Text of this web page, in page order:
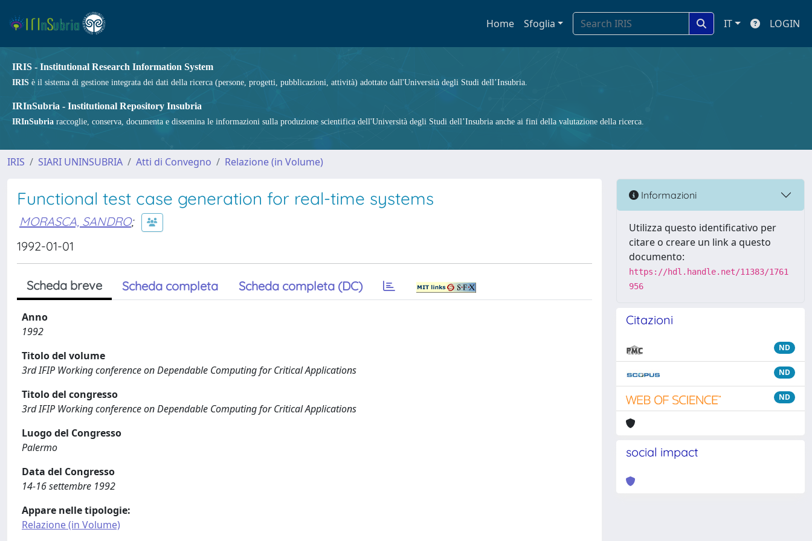
Home Sfoglia IT LOGIN
IRIS - Institutional Research Information System
IRIS è il sistema di gestione integrata dei dati della ricerca (persone, progetti, pubblicazioni, attività) adottato dall'Università degli Studi dell’Insubria.
IRInSubria - Institutional Repository Insubria
IRInSubria raccoglie, conserva, documenta e dissemina le informazioni sulla produzione scientifica dell'Università degli Studi dell’Insubria anche ai fini della valutazione della ricerca.
IRIS SIARI UNINSUBRIA Atti di Convegno Relazione (in Volume)
Functional test case generation for real-time systems
MORASCA, SANDRO;
1992-01-01
Scheda breve Scheda completa Scheda completa (DC)
Anno
1992
Titolo del volume
3rd IFIP Working conference on Dependable Computing for Critical Applications
Titolo del congresso
3rd IFIP Working conference on Dependable Computing for Critical Applications
Luogo del Congresso
Palermo
Data del Congresso
14-16 settembre 1992
Appare nelle tipologie:
Relazione (in Volume)
Informazioni
Utilizza questo identificativo per
citare o creare un link a questo
documento:
https://hdl.handle.net/11383/1761
956
Citazioni
ND
ND
ND
social impact